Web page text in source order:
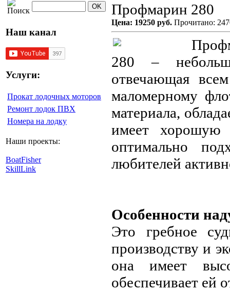
Наш канал
Услуги:
Прокат лодочных моторов
Ремонт лодок ПВХ
Номера на лодку
Наши проекты:
BoatFisher
SkillLink
Профмарин 280
Цена: 19250 руб. Прочитано:
280 –
отвечающая
маломерному
материала,
имеет хорошую
оптимально
любителей
Особенности
Это гребное
производству и
она имеет
обеспечивает ей